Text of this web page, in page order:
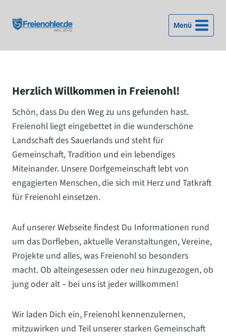
Inhalt
springen
Menü
Herzlich Willkommen in Freienohl!
Schön, dass Du den Weg zu uns gefunden hast.
Freienohl liegt eingebettet in die wunderschöne
Landschaft des Sauerlands und steht für
Gemeinschaft, Tradition und ein lebendiges
Miteinander. Unsere Dorfgemeinschaft lebt von
engagierten Menschen, die sich mit Herz und Tatkraft
für Freienohl einsetzen.
Auf unserer Webseite findest Du Informationen rund
um das Dorfleben, aktuelle Veranstaltungen, Vereine,
Projekte und alles, was Freienohl so besonders
macht. Ob alteingesessen oder neu hinzugezogen, ob
jung oder alt – bei uns ist jeder willkommen!
Wir laden Dich ein, Freienohl kennenzulernen,
mitzuwirken und Teil unserer starken Gemeinschaft